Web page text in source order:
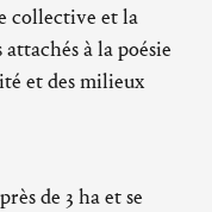
collective et la
à la poésie
et des milieux
de 3 ha et se